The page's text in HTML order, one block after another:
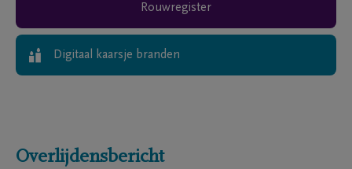
Rouwregister
Digitaal kaarsje branden
Overlijdensbericht